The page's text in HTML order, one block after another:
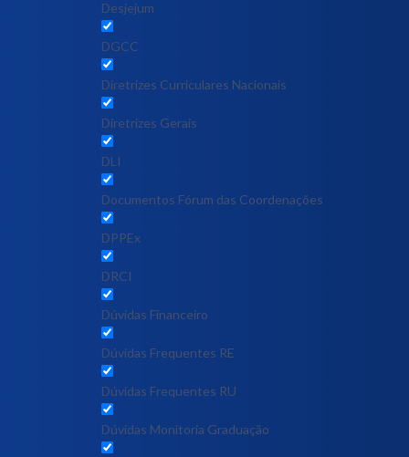
Desjejum
DGCC
Diretrizes Curriculares Nacionais
Diretrizes Gerais
DLI
Documentos Fórum das Coordenações
DPPEx
DRCI
Dúvidas Financeiro
Dúvidas Frequentes RE
Dúvidas Frequentes RU
Dúvidas Monitoria Graduação